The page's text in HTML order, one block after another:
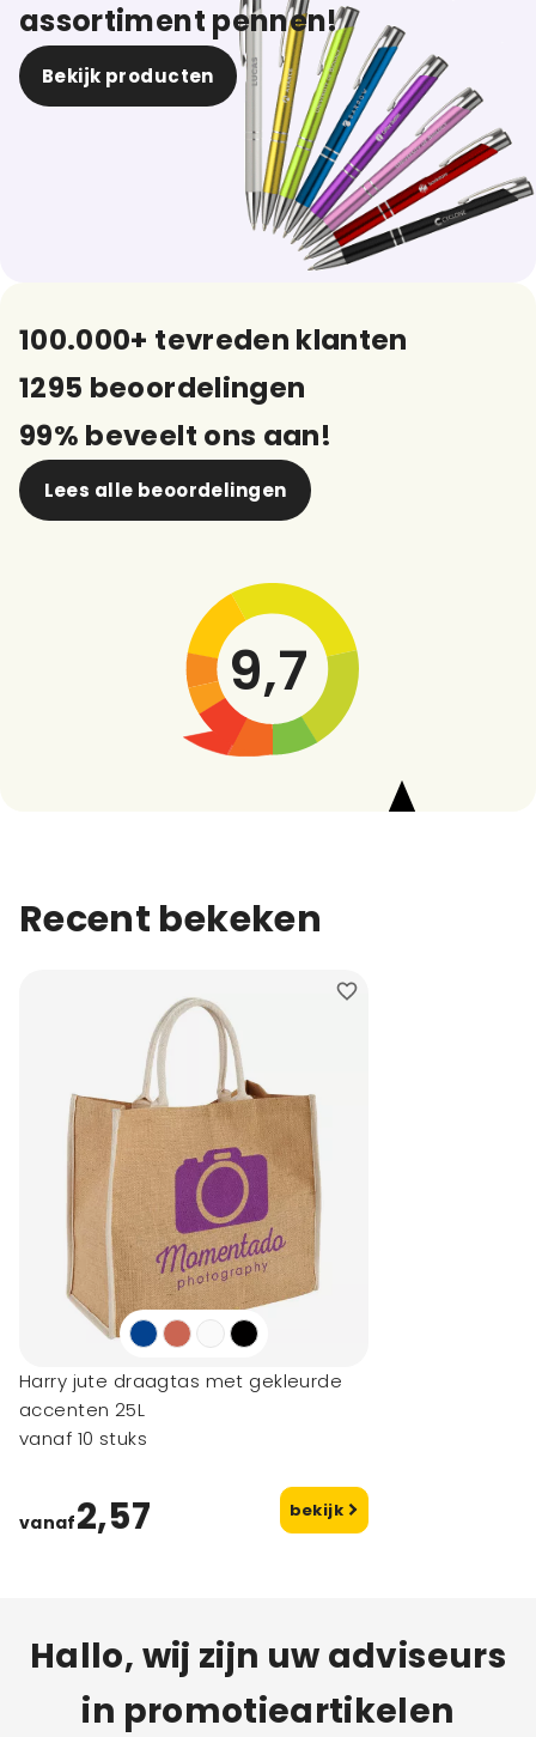
assortiment pennen!
Bekijk producten
100.000+ tevreden klanten
1295 beoordelingen
99% beveelt ons aan!
Lees alle beoordelingen
9,7
Recent bekeken
Harry jute draagtas met gekleurde
accenten 25L
vanaf 10 stuks
vanaf2,57 bekijk
Hallo, wij zijn uw adviseurs
in promotieartikelen